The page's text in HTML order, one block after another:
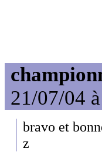
21/07/04
bravo et
z